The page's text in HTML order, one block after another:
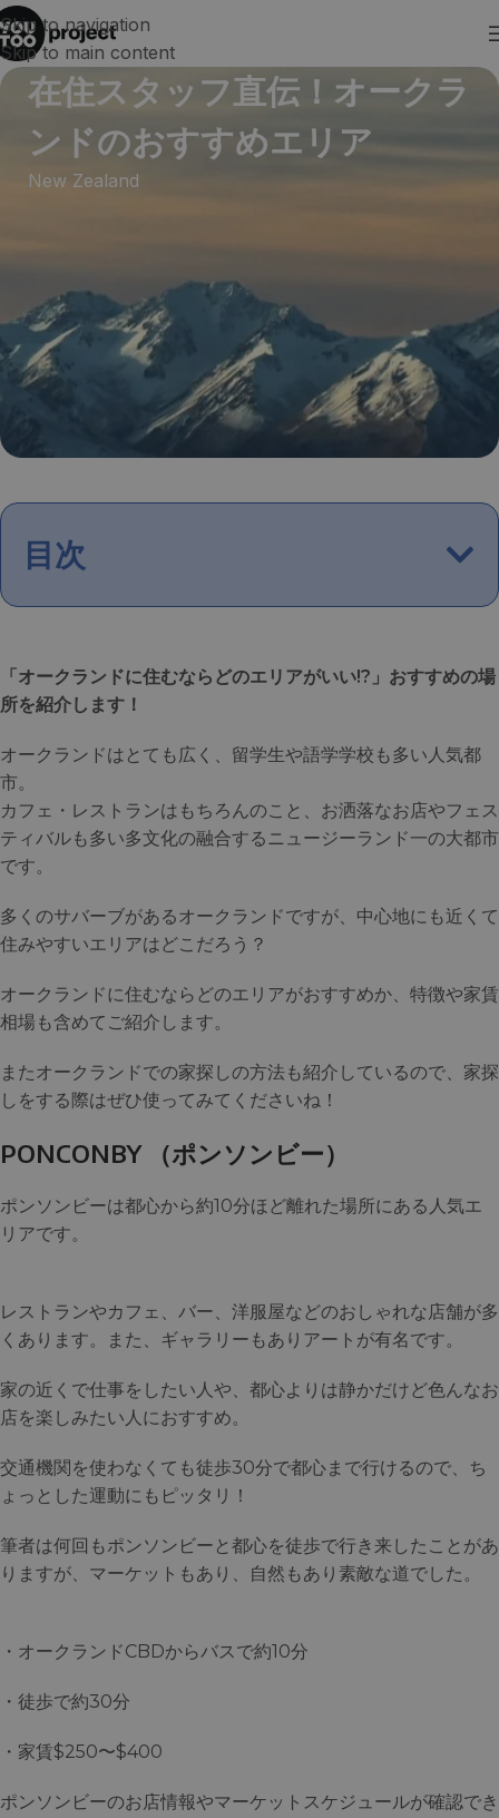
Skip to navigation
Skip to main content
在住スタッフ直伝！オークラ
ンドのおすすめエリア
New Zealand
目次
「オークランドに住むならどのエリアがいい!?」おすすめの場
所を紹介します！
オークランドはとても広く、留学生や語学学校も多い人気都
市。
カフェ・レストランはもちろんのこと、お洒落なお店やフェス
ティバルも多い多文化の融合するニュージーランド一の大都市
です。
多くのサバーブがあるオークランドですが、中心地にも近くて
住みやすいエリアはどこだろう？
オークランドに住むならどのエリアがおすすめか、特徴や家賃
相場も含めてご紹介します。
またオークランドでの家探しの方法も紹介しているので、家探
しをする際はぜひ使ってみてくださいね！
PONCONBY （ポンソンビー）
ポンソンビーは都心から約10分ほど離れた場所にある人気エ
リアです。
レストランやカフェ、バー、洋服屋などのおしゃれな店舗が多
くあります。また、ギャラリーもありアートが有名です。
家の近くで仕事をしたい人や、都心よりは静かだけど色んなお
店を楽しみたい人におすすめ。
交通機関を使わなくても徒歩30分で都心まで行けるので、ち
ょっとした運動にもピッタリ！
筆者は何回もポンソンビーと都心を徒歩で行き来したことがあ
りますが、マーケットもあり、自然もあり素敵な道でした。
・オークランドCBDからバスで約10分
・徒歩で約30分
・家賃$250〜$400
ポンソンビーのお店情報やマーケットスケジュールが確認でき